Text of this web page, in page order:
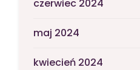
czerwiec 2024
maj 2024
kwiecień 2024